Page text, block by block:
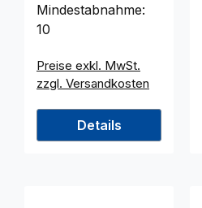
Mindestabnahme:
10
Preise exkl. MwSt.
zzgl. Versandkosten
Details